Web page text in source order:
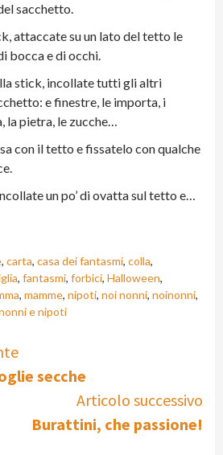
sacchetto.
attaccate su un lato del tetto le
bocca e di occhi.
stick, incollate tutti gli altri
e finestre, le importa, i
la pietra, le zucche…
con il tetto e fissatelo con qualche
un po’ di ovatta sul tetto e…
, carta, casa dei fantasmi, colla,
, fantasmi, forbici, Halloween,
, mamme, nipoti, noi nonni, noinonni,
e nipoti
secche
Articolo successivo
Burattini, che passione!